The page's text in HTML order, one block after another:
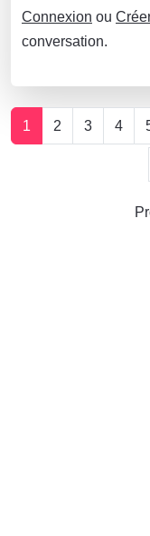
Connexion ou
conversation.
1 2 3 4